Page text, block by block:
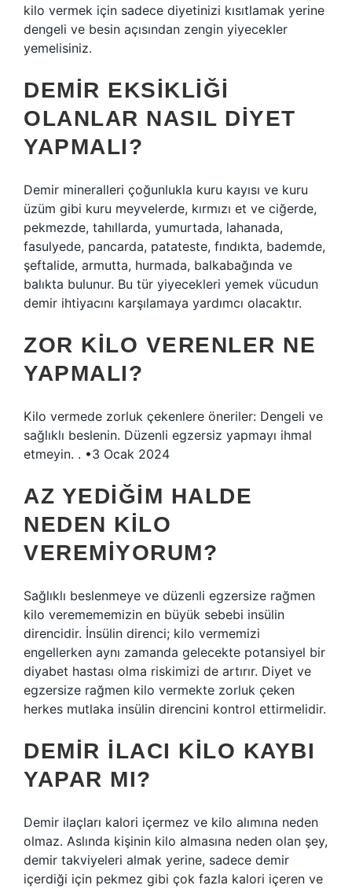
kilo vermek için sadece diyetinizi kısıtlamak yerine
dengeli ve besin açısından zengin yiyecekler
yemelisiniz.
DEMIR EKSIKLIĞI
OLANLAR NASIL DIYET
YAPMALI?
Demir mineralleri çoğunlukla kuru kayısı ve kuru
üzüm gibi kuru meyvelerde, kırmızı et ve ciğerde,
pekmezde, tahıllarda, yumurtada, lahanada,
fasulyede, pancarda, patateste, fındıkta, bademde,
şeftalide, armutta, hurmada, balkabağında ve
balıkta bulunur. Bu tür yiyecekleri yemek vücudun
demir ihtiyacını karşılamaya yardımcı olacaktır.
ZOR KILO VERENLER NE
YAPMALI?
Kilo vermede zorluk çekenlere öneriler: Dengeli ve
sağlıklı beslenin. Düzenli egzersiz yapmayı ihmal
etmeyin. . •3 Ocak 2024
AZ YEDIĞIM HALDE
NEDEN KILO
VEREMIYORUM?
Sağlıklı beslenmeye ve düzenli egzersize rağmen
kilo veremememizin en büyük sebebi insülin
direncidir. İnsülin direnci; kilo vermemizi
engellerken aynı zamanda gelecekte potansiyel bir
diyabet hastası olma riskimizi de artırır. Diyet ve
egzersize rağmen kilo vermekte zorluk çeken
herkes mutlaka insülin direncini kontrol ettirmelidir.
DEMIR ILACI KILO KAYBI
YAPAR MI?
Demir ilaçları kalori içermez ve kilo alımına neden
olmaz. Aslında kişinin kilo almasına neden olan şey,
demir takviyeleri almak yerine, sadece demir
içerdiği için pekmez gibi çok fazla kalori içeren ve